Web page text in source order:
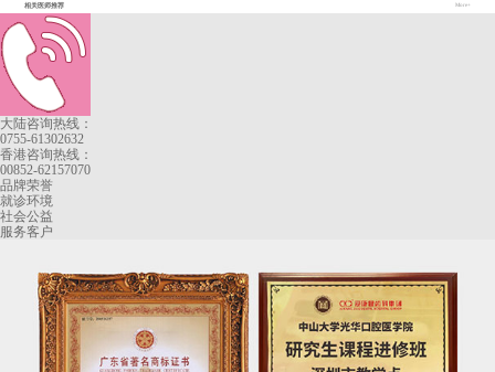
相关医师推荐 More+
大陆咨询热线：
0755-61302632
香港咨询热线：
00852-62157070
品牌荣誉
就诊环境
社会公益
服务客户